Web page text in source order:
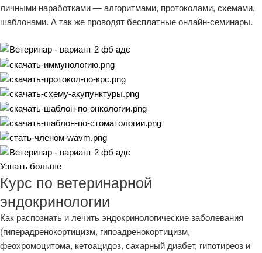
личными наработками — алгоритмами, протоколами, схемами,
шаблонами. А так же проводят бесплатные онлайн-семинары.
Узнать больше
Курс по ветеринарной
эндокринологии
Как распознать и лечить эндокринологические заболевания
(гиперадренокортицизм, гипоадренокортицизм,
феохромоцитома, кетоацидоз, сахарный диабет, гипотиреоз и